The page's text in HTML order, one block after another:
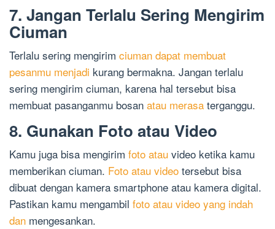
7. Jangan Terlalu Sering Mengirim
Ciuman
Terlalu sering mengirim ciuman dapat membuat
pesanmu menjadi kurang bermakna. Jangan terlalu
sering mengirim ciuman, karena hal tersebut bisa
membuat pasanganmu bosan atau merasa terganggu.
8. Gunakan Foto atau Video
Kamu juga bisa mengirim foto atau video ketika kamu
memberikan ciuman. Foto atau video tersebut bisa
dibuat dengan kamera smartphone atau kamera digital.
Pastikan kamu mengambil foto atau video yang indah
dan mengesankan.